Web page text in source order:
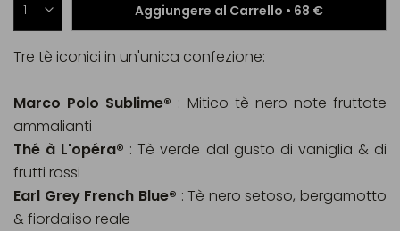
Aggiungere al Carrello • 68 €
Tre tè iconici in un'unica confezione:
Marco Polo Sublime® : Mitico tè nero note fruttate
ammalianti
Thé à L'opéra® : Tè verde dal gusto di vaniglia & di
frutti rossi
Earl Grey French Blue® : Tè nero setoso, bergamotto
& fiordaliso reale